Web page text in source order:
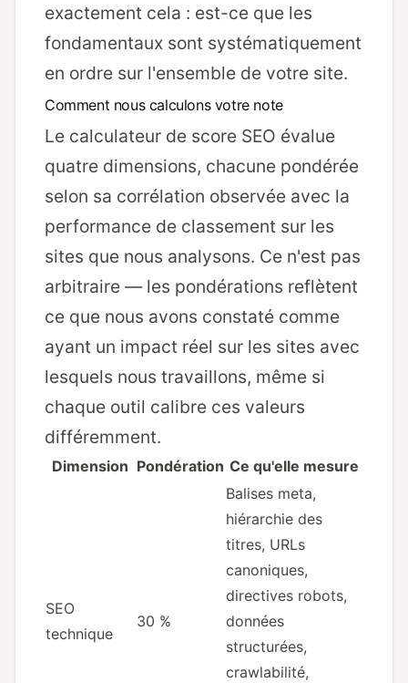
exactement cela : est-ce que les
fondamentaux sont systématiquement
en ordre sur l'ensemble de votre site.
Comment nous calculons votre note
Le calculateur de score SEO évalue
quatre dimensions, chacune pondérée
selon sa corrélation observée avec la
performance de classement sur les
sites que nous analysons. Ce n'est pas
arbitraire — les pondérations reflètent
ce que nous avons constaté comme
ayant un impact réel sur les sites avec
lesquels nous travaillons, même si
chaque outil calibre ces valeurs
différemment.
Dimension Pondération Ce qu'elle mesure
SEO
technique
30 %
Balises meta,
hiérarchie des
titres, URLs
canoniques,
directives robots,
données
structurées,
crawlabilité,